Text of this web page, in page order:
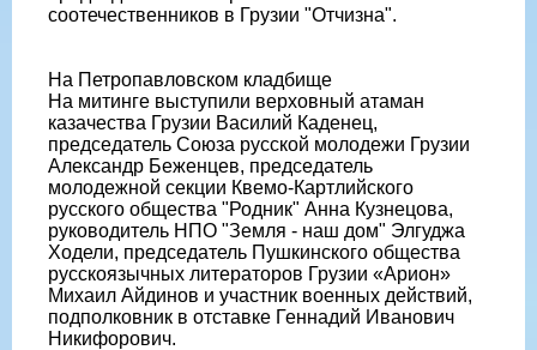
соотечественников в Грузии "Отчизна".
На Петропавловском кладбище
На митинге выступили верховный атаман
казачества Грузии Василий Каденец,
председатель Союза русской молодежи Грузии
Александр Беженцев, председатель
молодежной секции Квемо-Картлийского
русского общества "Родник" Анна Кузнецова,
руководитель НПО "Земля - наш дом" Элгуджа
Ходели, председатель Пушкинского общества
русскоязычных литераторов Грузии «Арион»
Михаил Айдинов и участник военных действий,
подполковник в отставке Геннадий Иванович
Никифорович.